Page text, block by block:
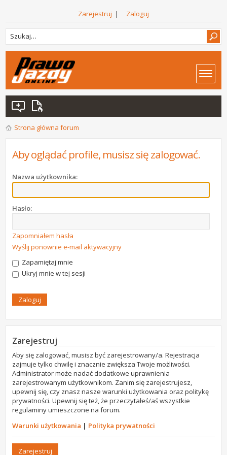
Zarejestruj | Zaloguj
Strona główna forum
Aby oglądać profile, musisz się zalogować.
Nazwa użytkownika:
Hasło:
Zapomniałem hasła
Wyślij ponownie e-mail aktywacyjny
Zapamiętaj mnie
Ukryj mnie w tej sesji
Zarejestruj
Aby się zalogować, musisz być zarejestrowany/a. Rejestracja
zajmuje tylko chwilę i znacznie zwiększa Twoje możliwości.
Administrator może nadać dodatkowe uprawnienia
zarejestrowanym użytkownikom. Zanim się zarejestrujesz,
upewnij się, czy znasz nasze warunki użytkowania oraz politykę
prywatności. Upewnij się też, że przeczytałeś/aś wszystkie
regulaminy umieszczone na forum.
Warunki użytkowania | Polityka prywatności
Zarejestruj